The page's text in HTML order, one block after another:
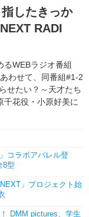
グッズ
海外
ビジネス
ーティスト
実写
座談会Cafe
したきっか
RADI
WEBラジオ番組
わせて、同番組#1-2
せたい？～天才たち
千花役・小原好美に
コラボアパレル登
8型
」プロジェクト始
DMM pictures、学生